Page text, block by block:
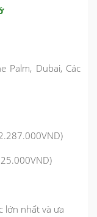
Palm, Dubai, Các
lớn nhất và ưa